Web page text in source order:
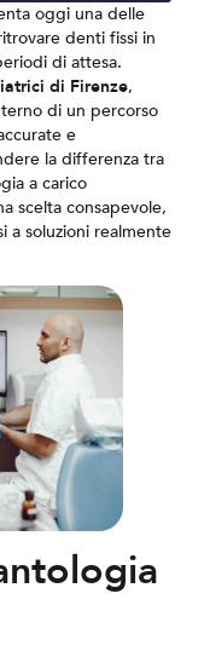
oggi una delle
denti fissi in
di attesa.
di Firenze,
di un percorso
e
la differenza tra
a carico
scelta consapevole,
a soluzioni realmente